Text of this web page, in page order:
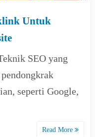
Untuk
SEO yang
seperti Google,
Read More